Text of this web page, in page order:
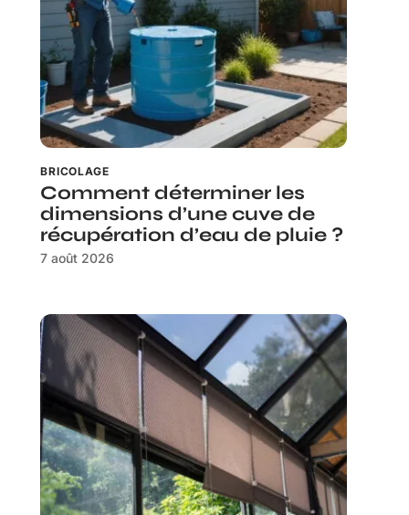
BRICOLAGE
Comment déterminer les
dimensions d’une cuve de
récupération d’eau de pluie ?
7 août 2026